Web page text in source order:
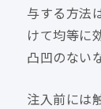
与する方法
けて均等に
凸凹のない
注入前には